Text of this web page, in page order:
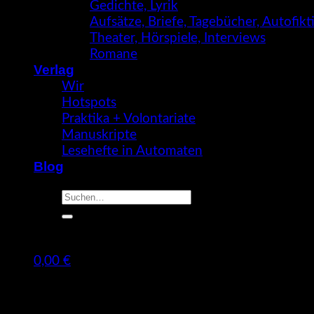
Gedichte, Lyrik
Aufsätze, Briefe, Tagebücher,
Theater, Hörspiele, Interviews
Romane
Verlag
Wir
Hotspots
Praktika + Volontariate
Manuskripte
Lesehefte in Automaten
Blog
Suche
nach:
0,00 €